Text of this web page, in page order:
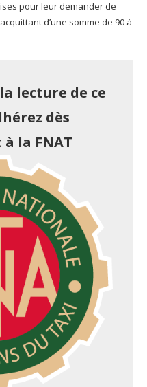
pour leur demander de
d’une somme de 90 à
lecture de ce
dès
la FNAT